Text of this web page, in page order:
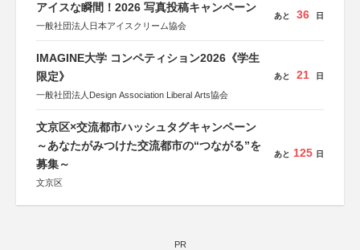
アイスな瞬間！2026 写真投稿キャンペーン
一般社団法人日本アイスクリーム協会
あと 36 日
IMAGINE大学 コンペティション2026《学生
限定》
一般社団法人Design Association Liberal Arts協会
あと 21 日
文京区×交流都市ハッシュタグキャンペーン
～あなたがみつけた交流都市の“つながる”を
募集～
文京区
あと 125 日
PR